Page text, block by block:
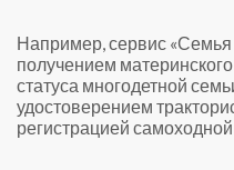
Например, сервис «Семья
получением
статуса многодетной
удостоверением
регистрацией